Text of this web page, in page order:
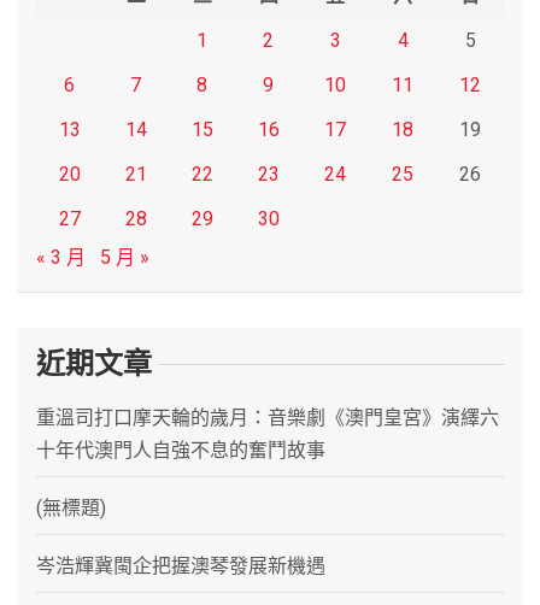
1
2 3 4
5
6
7 8 9 10 11
12
13
14 15 16 17 18
19
20
21 22 23 24 25
26
27
28 29
30
« 3 月
5 月 »
近期文章
重溫司打口摩天輪的歲月：音樂劇《澳門皇宮》演繹六
十年代澳門人自強不息的奮鬥故事
(無標題)
岑浩輝冀閩企把握澳琴發展新機遇